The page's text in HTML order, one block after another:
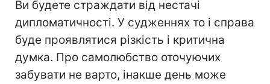
Ви будете страждати від нестачі
дипломатичності. У судженнях то і справа
буде проявлятися різкість і критична
думка. Про самолюбство оточуючих
забувати не варто, інакше день може